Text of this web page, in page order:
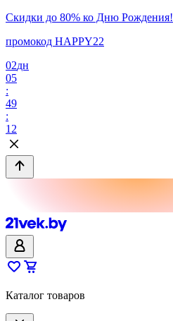
Скидки до 80% ко Дню Рождения!
промокод HAPPY22
02дн
05
:
49
:
12
Каталог товаров